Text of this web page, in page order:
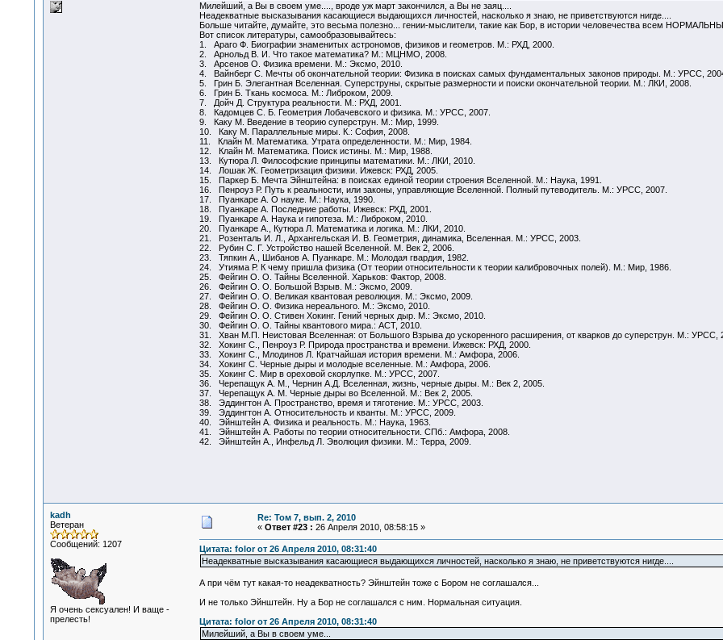
Милейший, а Вы в своем уме...., вроде уж март закончился, а Вы не заяц....
Неадекватные высказывания касающиеся выдающихся личностей, насколько я знаю, не приветствуются нигде....
Больше читайте, думайте, это весьма полезно... гении-мыслители, такие как Бор, в истории человечества всем
Вот список литературы, самообразовывайтесь:
1. Араго Ф. Биографии знаменитых астрономов, физиков и геометров. М.: РХД, 2000.
2. Арнольд В. И. Что такое математика? М.: МЦНМО, 2008.
3. Арсенов О. Физика времени. М.: Эксмо, 2010.
4. Вайнберг С. Мечты об окончательной теории: Физика в поисках самых фундаментальных законов природы. М.: УРСС,
5. Грин Б. Элегантная Вселенная. Суперструны, скрытые размерности и поиски окончательной теории. М.: ЛКИ, 2008.
6. Грин Б. Ткань космоса. М.: Либроком, 2009.
7. Дойч Д. Структура реальности. М.: РХД, 2001.
8. Кадомцев С. Б. Геометрия Лобачевского и физика. М.: УРСС, 2007.
9. Каку М. Введение в теорию суперструн. М.: Мир, 1999.
10. Каку М. Параллельные миры. К.: София, 2008.
11. Клайн М. Математика. Утрата определенности. М.: Мир, 1984.
12. Клайн М. Математика. Поиск истины. М.: Мир, 1988.
13. Кутюра Л. Философские принципы математики. М.: ЛКИ, 2010.
14. Лошак Ж. Геометризация физики. Ижевск: РХД, 2005.
15. Паркер Б. Мечта Эйнштейна: в поисках единой теории строения Вселенной. М.: Наука, 1991.
16. Пенроуз Р. Путь к реальности, или законы, управляющие Вселенной. Полный путеводитель. М.: УРСС, 2007.
17. Пуанкаре А. О науке. М.: Наука, 1990.
18. Пуанкаре А. Последние работы. Ижевск: РХД, 2001.
19. Пуанкаре А. Наука и гипотеза. М.: Либроком, 2010.
20. Пуанкаре А., Кутюра Л. Математика и логика. М.: ЛКИ, 2010.
21. Розенталь И. Л., Архангельская И. В. Геометрия, динамика, Вселенная. М.: УРСС, 2003.
22. Рубин С. Г. Устройство нашей Вселенной. М. Век 2, 2006.
23. Тяпкин А., Шибанов А. Пуанкаре. М.: Молодая гвардия, 1982.
24. Утияма Р. К чему пришла физика (От теории относительности к теории калибровочных полей). М.: Мир, 1986.
25. Фейгин О. О. Тайны Вселенной. Харьков: Фактор, 2008.
26. Фейгин О. О. Большой Взрыв. М.: Эксмо, 2009.
27. Фейгин О. О. Великая квантовая революция. М.: Эксмо, 2009.
28. Фейгин О. О. Физика нереального. М.: Эксмо, 2010.
29. Фейгин О. О. Стивен Хокинг. Гений черных дыр. М.: Эксмо, 2010.
30. Фейгин О. О. Тайны квантового мира.: АСТ, 2010.
31. Хван М.П. Неистовая Вселенная: от Большого Взрыва до ускоренного расширения, от кварков до суперструн. М.: УРСС,
32. Хокинг С., Пенроуз Р. Природа пространства и времени. Ижевск: РХД, 2000.
33. Хокинг С., Млодинов Л. Кратчайшая история времени. М.: Амфора, 2006.
34. Хокинг С. Черные дыры и молодые вселенные. М.: Амфора, 2006.
35. Хокинг С. Мир в ореховой скорлупке. М.: УРСС, 2007.
36. Черепащук А. М., Чернин А.Д. Вселенная, жизнь, черные дыры. М.: Век 2, 2005.
37. Черепащук А. М. Черные дыры во Вселенной. М.: Век 2, 2005.
38. Эддингтон А. Пространство, время и тяготение. М.: УРСС, 2003.
39. Эддингтон А. Относительность и кванты. М.: УРСС, 2009.
40. Эйнштейн А. Физика и реальность. М.: Наука, 1963.
41. Эйнштейн А. Работы по теории относительности. СПб.: Амфора, 2008.
42. Эйнштейн А., Инфельд Л. Эволюция физики. М.: Терра, 2009.
kadh
Ветеран
Сообщений: 1207
Я очень сексуален! И ваще -
прелесть!
Re: Том 7, вып. 2, 2010
« Ответ #23 : 26 Апреля 2010, 08:58:15 »
Цитата: folor от 26 Апреля 2010, 08:31:40
Неадекватные высказывания касающиеся выдающихся личностей, насколько я знаю, не приветствуются нигде....
А при чём тут какая-то неадекватность? Эйнштейн тоже с Бором не соглашался...
И не только Эйнштейн. Ну а Бор не соглашался с ним. Нормальная ситуация.
Цитата: folor от 26 Апреля 2010, 08:31:40
Милейший, а Вы в своем уме...